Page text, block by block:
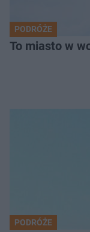
PODRÓŻE
To miasto w
PODRÓŻE